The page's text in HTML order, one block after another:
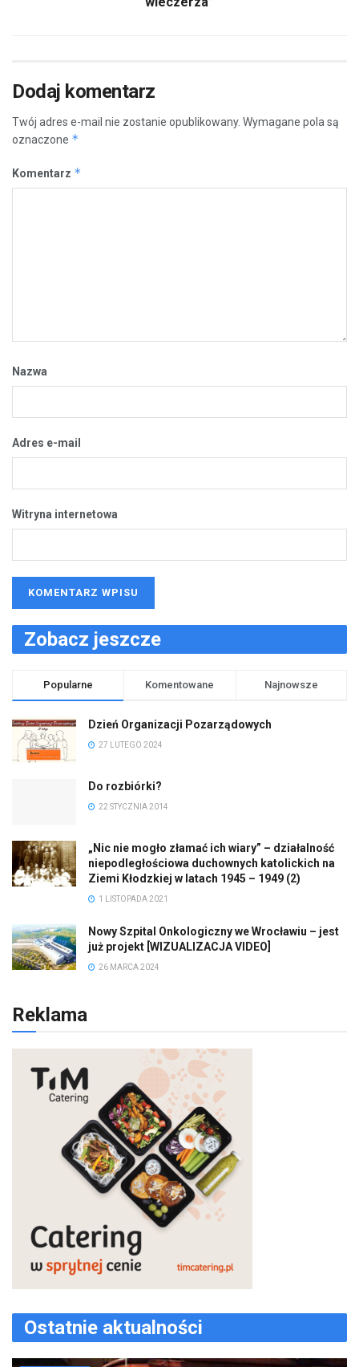
Dodaj komentarz
Twój adres e-mail nie zostanie opublikowany. Wymagane pola są
oznaczone *
Komentarz *
Nazwa
Adres e-mail
Witryna internetowa
Zobacz jeszcze
Popularne Komentowane Najnowsze
Dzień Organizacji Pozarządowych
27 LUTEGO 2024
Do rozbiórki?
22 STYCZNIA 2014
„Nic nie mogło złamać ich wiary” – działalność
niepodległościowa duchownych katolickich na
Ziemi Kłodzkiej w latach 1945 – 1949 (2)
1 LISTOPADA 2021
Nowy Szpital Onkologiczny we Wrocławiu – jest
już projekt [WIZUALIZACJA VIDEO]
26 MARCA 2024
Reklama
Ostatnie aktualności